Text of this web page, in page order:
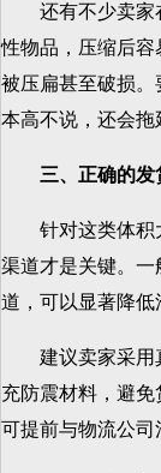
还有不少卖家在
性物品，压缩后容
被压扁甚至破损
本高不说，还会拖
三、正确的发
针对这类体积大
渠道才是关键。
道，可以显著降低
建议卖家采用真
充防震材料，避免
可提前与物流公司